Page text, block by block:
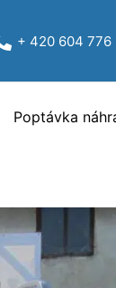
+ 420 604 776
Poptávka